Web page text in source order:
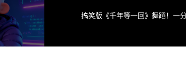
搞笑版《千年等一回》舞蹈！一分